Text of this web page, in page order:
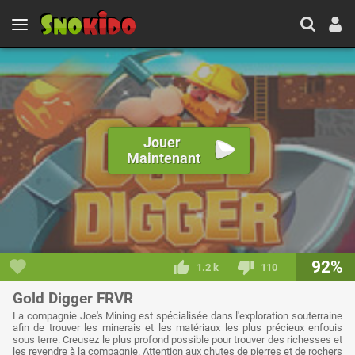
Jouer
Maintenant
1.2 k 110 92%
Gold Digger FRVR
La compagnie Joe's Mining est spécialisée dans l'exploration souterraine
afin de trouver les minerais et les matériaux les plus précieux enfouis
sous terre. Creusez le plus profond possible pour trouver des richesses et
les revendre à la compagnie. Attention aux chutes de pierres et de rochers